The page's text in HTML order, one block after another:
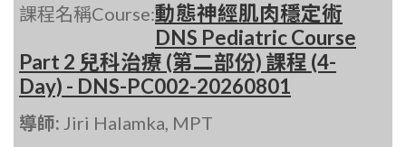
課程名稱Course:動態神經肌肉穩定術
DNS Pediatric Course
Part 2 兒科治療 (第二部份) 課程 (4-
Day) - DNS-PC002-20260801
導師: Jiri Halamka, MPT